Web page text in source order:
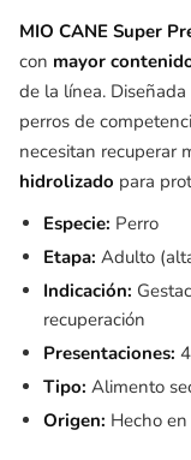
MIO CANE Super
con mayor
de la línea.
perros de
necesitan recuperar
hidrolizado para
Especie: Perro
Etapa: Adulto
Indicación:
recuperación
Presentaciones:
Tipo: Alimento
Origen: Hecho